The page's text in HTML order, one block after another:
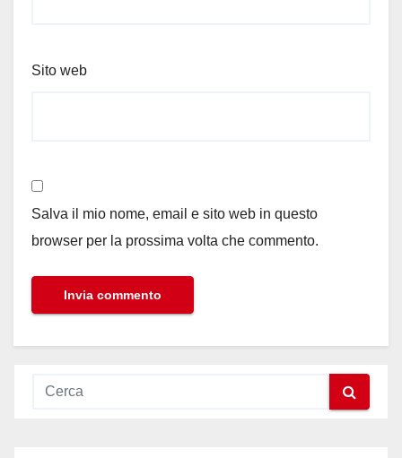
Sito web
Salva il mio nome, email e sito web in questo
browser per la prossima volta che commento.